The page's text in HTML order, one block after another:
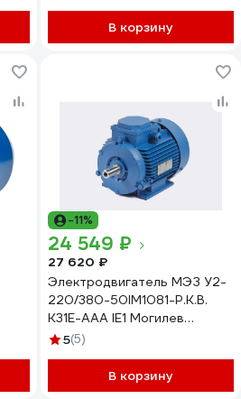
В корзину
-11%
24 549 ₽
27 620 ₽
Электродвигатель МЭЗ У2-
220/380-50IM1081-Р.К.В.
К31Е-ААА IE1 Могилев
АИР100L2 5,5*3000 1081
5(5)
В корзину